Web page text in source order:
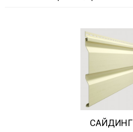
CАЙДИНГ